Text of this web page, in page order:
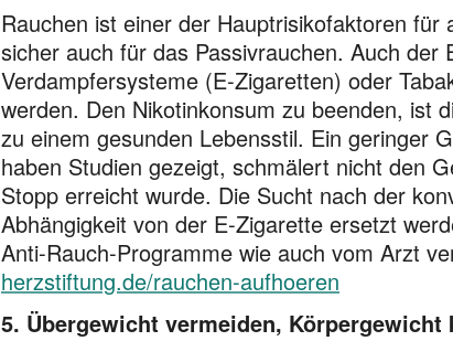
Rauchen ist einer der Hauptrisikofaktoren
sicher auch für das Passivrauchen. Auch
Verdampfersysteme (E-Zigaretten) oder
werden. Den Nikotinkonsum zu beenden, ist
zu einem gesunden Lebensstil. Ein geringer
haben Studien gezeigt, schmälert nicht den
Stopp erreicht wurde. Die Sucht nach der
Abhängigkeit von der E-Zigarette ersetzt
Anti-Rauch-Programme wie auch vom Arzt
herzstiftung.de/rauchen-aufhoeren
5. Übergewicht vermeiden,